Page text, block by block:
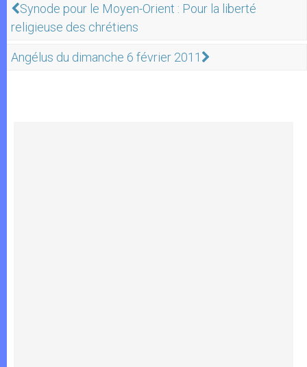
Synode pour le Moyen-Orient : Pour la liberté
religieuse des chrétiens
Angélus du dimanche 6 février 2011